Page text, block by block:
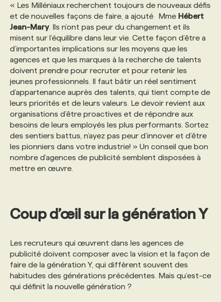
« Les Milléniaux recherchent toujours de nouveaux défis
et de nouvelles façons de faire, a ajouté Mme Hébert
Jean-Mary. Ils n’ont pas peur du changement et ils
misent sur l’équilibre dans leur vie. Cette façon d’être a
d’importantes implications sur les moyens que les
agences et que les marques à la recherche de talents
doivent prendre pour recruter et pour retenir les
jeunes professionnels. Il faut bâtir un réel sentiment
d’appartenance auprès des talents, qui tient compte de
leurs priorités et de leurs valeurs. Le devoir revient aux
organisations d’être proactives et de répondre aux
besoins de leurs employés les plus performants. Sortez
des sentiers battus, n’ayez pas peur d’innover et d’être
les pionniers dans votre industrie! » Un conseil que bon
nombre d’agences de publicité semblent disposées à
mettre en œuvre.
Coup d’œil sur la génération Y
Les recruteurs qui œuvrent dans les agences de
publicité doivent composer avec la vision et la façon de
faire de la génération Y, qui diffèrent souvent des
habitudes des générations précédentes. Mais qu’est-ce
qui définit la nouvelle génération ?